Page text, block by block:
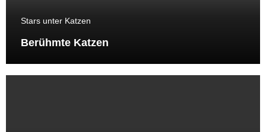
Stars unter Katzen
Berühmte Katzen